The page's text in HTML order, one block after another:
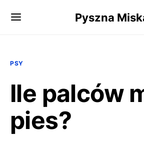
Pyszna
PSY
Ile palców
pies?